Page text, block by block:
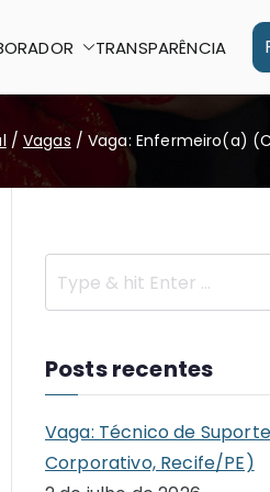
TRANSPARÊNCIA
Vagas Vaga: Enfermeiro(a)
Posts recentes
Vaga: Técnico de
Corporativo, Recife/PE)